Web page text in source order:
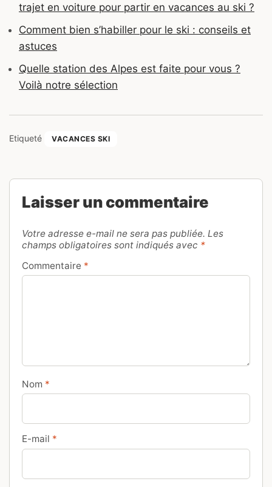
trajet en voiture pour partir en vacances au ski ?
Comment bien s’habiller pour le ski : conseils et
astuces
Quelle station des Alpes est faite pour vous ?
Voilà notre sélection
Etiqueté VACANCES SKI
Laisser un commentaire
Votre adresse e-mail ne sera pas publiée. Les
champs obligatoires sont indiqués avec *
Commentaire *
Nom *
E-mail *